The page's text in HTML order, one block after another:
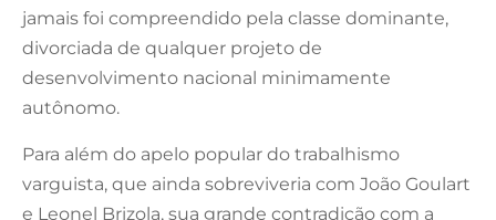
jamais foi compreendido pela classe dominante,
divorciada de qualquer projeto de
desenvolvimento nacional minimamente
autônomo.
Para além do apelo popular do trabalhismo
varguista, que ainda sobreviveria com João Goulart
e Leonel Brizola, sua grande contradição com a